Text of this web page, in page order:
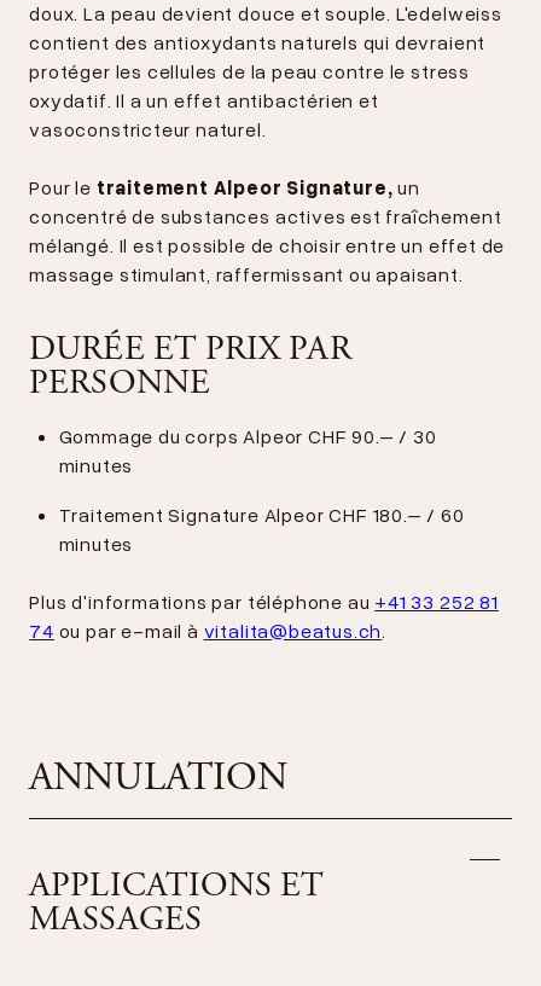
doux. La peau devient douce et souple. L'edelweiss
contient des antioxydants naturels qui devraient
protéger les cellules de la peau contre le stress
oxydatif. Il a un effet antibactérien et
vasoconstricteur naturel.
Pour le traitement Alpeor Signature,un
concentré de substances actives est fraîchement
mélangé. Il est possible de choisir entre un effet de
massage stimulant, raffermissant ou apaisant.
DURÉE ET PRIX PAR
PERSONNE
Gommage du corps Alpeor CHF 90.– / 30
minutes
Traitement Signature Alpeor CHF 180.– / 60
minutes
Plus d'informations par téléphone au +41 33 252 81
74 ou par e-mail à vitalita@beatus.ch
ANNULATION
APPLICATIONS ET
MASSAGES